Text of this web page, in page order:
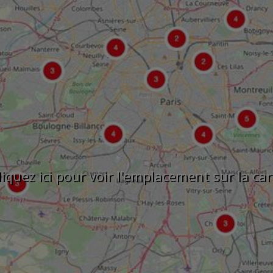
ici pour voir l'emplacement sur la